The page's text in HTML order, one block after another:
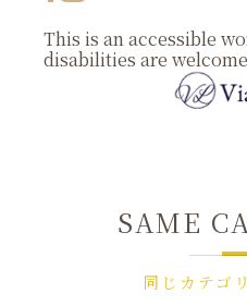
This is an accessible
disabilities are
同じカテゴ
SAME